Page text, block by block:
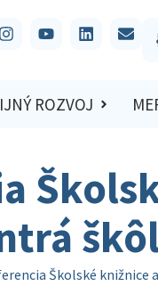
ROZVOJ
škôl
Školské